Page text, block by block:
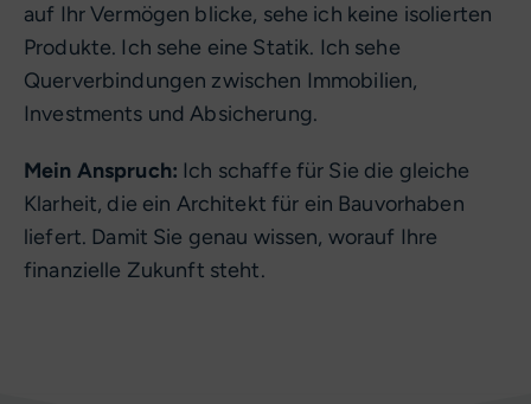
auf Ihr Vermögen blicke, sehe ich keine isolierten
Produkte. Ich sehe eine Statik. Ich sehe
Querverbindungen zwischen Immobilien,
Investments und Absicherung.
Mein Anspruch: Ich schaffe für Sie die gleiche
Klarheit, die ein Architekt für ein Bauvorhaben
liefert. Damit Sie genau wissen, worauf Ihre
finanzielle Zukunft steht.